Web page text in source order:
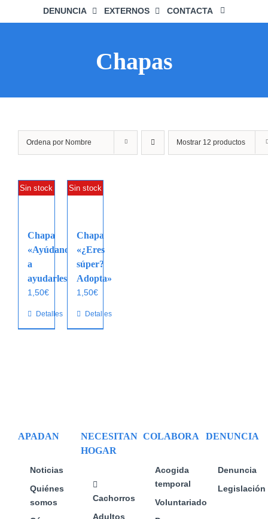
DENUNCIA EXTERNOS CONTACTA
Chapas
Ordena por Nombre Mostrar 12 productos
Sin stock
Chapa
«Ayúdanos
a
ayudarles»
1,50€
Detalles
Sin stock
Chapa
«¿Eres
súper?
Adopta»
1,50€
Detalles
APADAN
Noticias
Quiénes
somos
NECESITAN
HOGAR
Cachorros
Adultos
COLABORA
Acogida
temporal
Voluntariado
DENUNCIA
Denuncia
Legislación